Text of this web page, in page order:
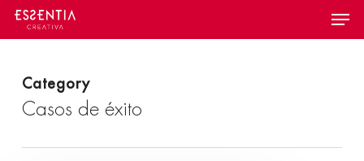
Skip
main
Menu
Category
Casos de éxito